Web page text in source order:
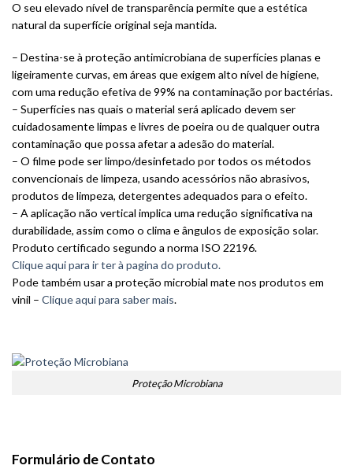
O seu elevado nível de transparência permite que a estética
natural da superfície original seja mantida.
– Destina-se à proteção antimicrobiana de superfícies planas e
ligeiramente curvas, em áreas que exigem alto nível de higiene,
com uma redução efetiva de 99% na contaminação por bactérias.
– Superfícies nas quais o material será aplicado devem ser
cuidadosamente limpas e livres de poeira ou de qualquer outra
contaminação que possa afetar a adesão do material.
– O filme pode ser limpo/desinfetado por todos os métodos
convencionais de limpeza, usando acessórios não abrasivos,
produtos de limpeza, detergentes adequados para o efeito.
– A aplicação não vertical implica uma redução significativa na
durabilidade, assim como o clima e ângulos de exposição solar.
Produto certificado segundo a norma ISO 22196.
Clique aqui para ir ter à pagina do produto.
Pode também usar a proteção microbial mate nos produtos em
vinil – Clique aqui para saber mais.
Proteção Microbiana
Formulário de Contato